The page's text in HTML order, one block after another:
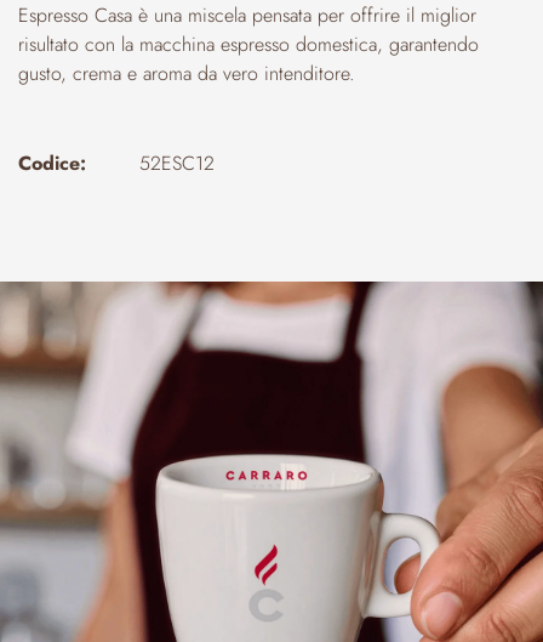
Espresso Casa è una miscela pensata per offrire il miglior
risultato con la macchina espresso domestica, garantendo
gusto, crema e aroma da vero intenditore.
Codice: 52ESC12